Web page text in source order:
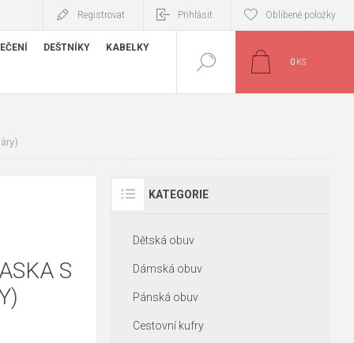
Registrovat Přihlásit Oblíbené položky
DEŠTNÍKY KABELKY
0 KS
S
KATEGORIE
Dětská obuv
Dámská obuv
Pánská obuv
Cestovní kufry